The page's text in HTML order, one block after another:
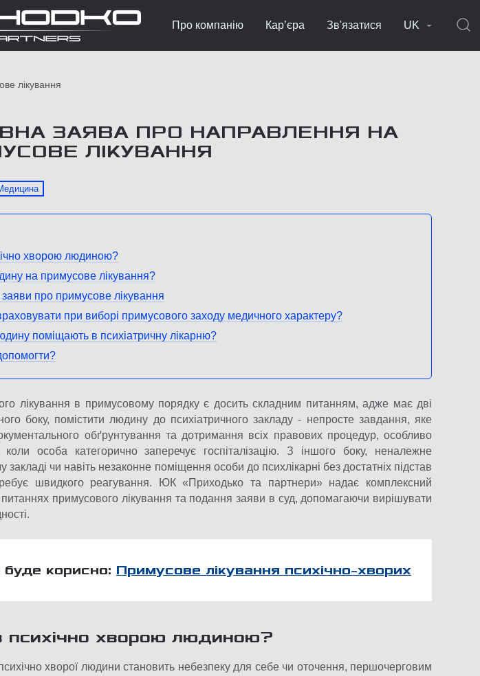
Про компанію Кар’єра Зв'язатися UK
лікування
ЗАЯВА ПРО НАПРАВЛЕННЯ НА
ЛІКУВАННЯ
хворою людиною?
на примусове лікування?
про примусове лікування
при виборі примусового заходу медичного характеру?
поміщають в психіатричну лікарню?
лікування в примусовому порядку є досить складним питанням, адже має дві
боку, помістити людину до психіатричного закладу - непросте завдання, яке
обґрунтування та дотримання всіх правових процедур, особливо
особа категорично заперечує госпіталізацію. З іншого боку, неналежне
чи навіть незаконне поміщення особи до психлікарні без достатніх підстав
швидкого реагування. ЮК «Приходько та партнери» надає комплексний
примусового лікування та подання заяви в суд, допомагаючи вирішувати
корисно: Примусове лікування психічно-хворих
психічно хворою людиною?
хворої людини становить небезпеку для себе чи оточення, першочерговим